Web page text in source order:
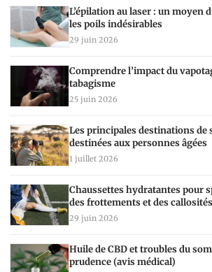
L’épilation au laser : un moyen
les poils indésirables
29 juin 2026
Comprendre l’impact du
tabagisme
25 juin 2026
Les principales destinations de
destinées aux personnes âgées
1 juillet 2026
Chaussettes hydratantes pour
des frottements et des callosités
29 juin 2026
Huile de CBD et troubles du
prudence (avis médical)